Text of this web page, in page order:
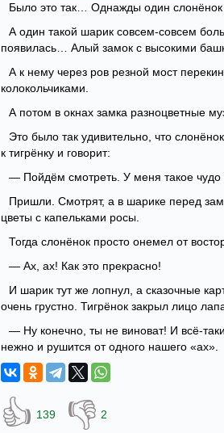
Было это так… Однажды один
А один такой шарик совсем-совсем
появилась… Алый замок с высокими
А к нему через ров резной мост
колокольчиками.
А потом в окнах замка разноцветные
Это было так удивительно, что
к тигрёнку и говорит:
— Пойдём смотреть. У меня такое чудо
Пришли. Смотрят, а в шарике перед
цветы с капельками росы.
Тогда слонёнок просто онемел от
— Ах, ах! Как это прекрасно!
И шарик тут же лопнул, а сказочные
очень грустно. Тигрёнок закрыл лицо
— Ну конечно, ты не виноват! И всё-
нежно и рушится от одного нашего «ах».
👍 139 👎 2